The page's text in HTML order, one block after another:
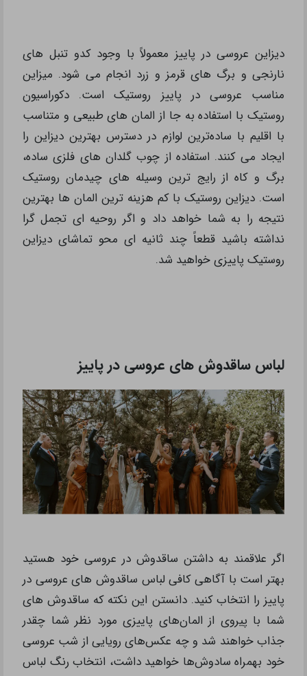
دیزاین عروسی در پاییز معمولاً با وجود کدو تنبل های
نارنجی و برگ های قرمز و زرد انجام می شود. میزاین
مناسب عروسی در پاییز روستیک است. دکوراسیون
روستیک با استفاده به جا از المان های طبیعی و متناسب
با اقلیم با ساده‌ترین لوازم در دسترس بهترین دیزاین را
ایجاد می کنند. استفاده از چوب گلدان های فلزی ساده،
برگ و کاه از رایج ترین وسیله های چیدمان روستیک
است. دیزاین روستیک با کم هزینه ترین المان ها بهترین
نتیجه را به شما خواهد داد و اگر روحیه ای تجمل گرا
نداشته باشید قطعاً چند ثانیه ای محو تماشای دیزاین
روستیک پاییزی خواهید شد.
لباس ساقدوش های عروسی در پاییز
اگر علاقمند به داشتن ساقدوش در عروسی خود هستید
بهتر است با آگاهی کافی لباس ساقدوش های عروسی در
پاییز را انتخاب کنید. دانستن این نکته که ساقدوش‌ های
شما با پیروی از المان‌های پاییزی مورد نظر شما چقدر
جذاب خواهند شد و چه عکس‌های رویایی از شب عروسی
خود بهمراه سادوش‌ها خواهید داشت، انتخاب رنگ لباس